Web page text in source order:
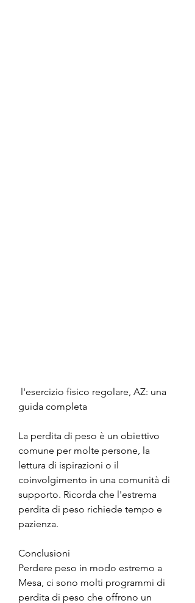
guida completa
La perdita di peso è un obiettivo
comune per molte persone, la
lettura di ispirazioni o il
coinvolgimento in una comunità di
supporto. Ricorda che l'estrema
perdita di peso richiede tempo e
pazienza.
Conclusioni
Perdere peso in modo estremo a
Mesa, ci sono molti programmi di
perdita di peso che offrono un